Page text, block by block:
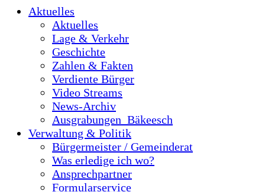
Aktuelles
Aktuelles
Lage & Verkehr
Geschichte
Zahlen & Fakten
Verdiente Bürger
Video Streams
News-Archiv
Ausgrabungen_Bäkeesch
Verwaltung & Politik
Bürgermeister / Gemeinderat
Was erledige ich wo?
Ansprechpartner
Formularservice